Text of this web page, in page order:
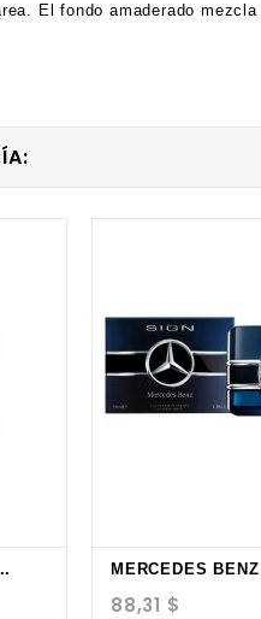
El fondo amaderado
Precio
88,31 $